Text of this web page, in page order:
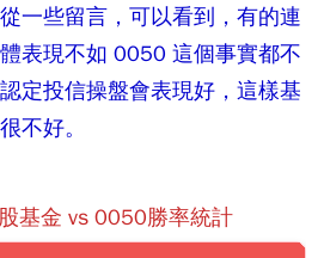
一些留言，可以看到，有的連
表現不如 0050 這個事實都不
定投信操盤會表現好，這樣基
不好。
基金 vs 0050勝率統計